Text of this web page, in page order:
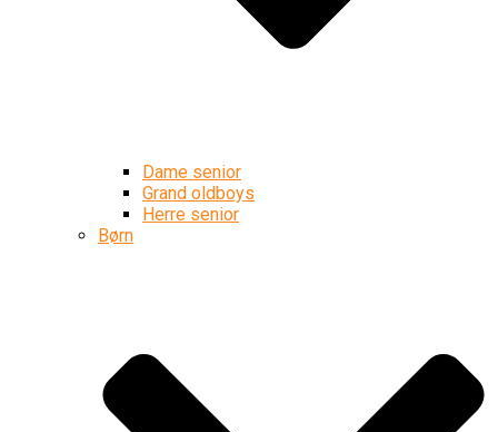
Dame senior
Grand oldboys
Herre senior
Børn